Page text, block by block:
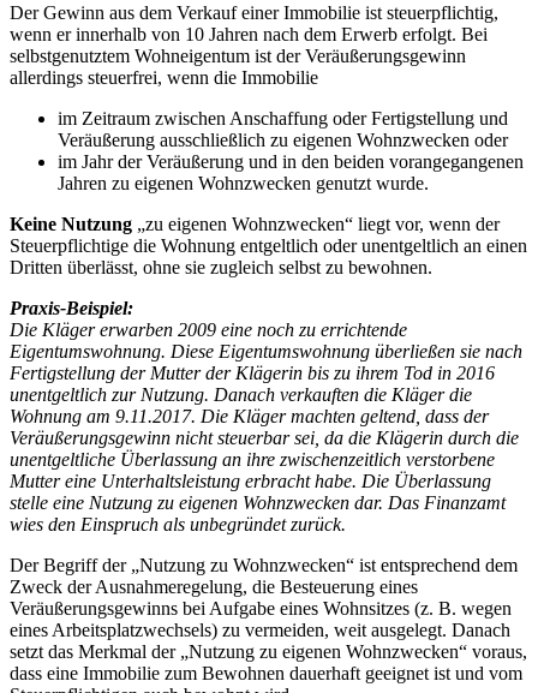
Der Gewinn aus dem Verkauf einer Immobilie ist steuerpflichtig,
wenn er innerhalb von 10 Jahren nach dem Erwerb erfolgt. Bei
selbstgenutztem Wohneigentum ist der Veräußerungsgewinn
allerdings steuerfrei, wenn die Immobilie
im Zeitraum zwischen Anschaffung oder Fertigstellung und
Veräußerung ausschließlich zu eigenen Wohnzwecken oder
im Jahr der Veräußerung und in den beiden vorangegangenen
Jahren zu eigenen Wohnzwecken genutzt wurde.
Keine Nutzung „zu eigenen Wohnzwecken“ liegt vor, wenn der
Steuerpflichtige die Wohnung entgeltlich oder unentgeltlich an einen
Dritten überlässt, ohne sie zugleich selbst zu bewohnen.
Praxis-Beispiel:
Die Kläger erwarben 2009 eine noch zu errichtende
Eigentumswohnung. Diese Eigentumswohnung überließen sie nach
Fertigstellung der Mutter der Klägerin bis zu ihrem Tod in 2016
unentgeltlich zur Nutzung. Danach verkauften die Kläger die
Wohnung am 9.11.2017. Die Kläger machten geltend, dass der
Veräußerungsgewinn nicht steuerbar sei, da die Klägerin durch die
unentgeltliche Überlassung an ihre zwischenzeitlich verstorbene
Mutter eine Unterhaltsleistung erbracht habe. Die Überlassung
stelle eine Nutzung zu eigenen Wohnzwecken dar. Das Finanzamt
wies den Einspruch als unbegründet zurück.
Der Begriff der „Nutzung zu Wohnzwecken“ ist entsprechend dem
Zweck der Ausnahmeregelung, die Besteuerung eines
Veräußerungsgewinns bei Aufgabe eines Wohnsitzes (z. B. wegen
eines Arbeitsplatzwechsels) zu vermeiden, weit ausgelegt. Danach
setzt das Merkmal der „Nutzung zu eigenen Wohnzwecken“ voraus,
dass eine Immobilie zum Bewohnen dauerhaft geeignet ist und vom